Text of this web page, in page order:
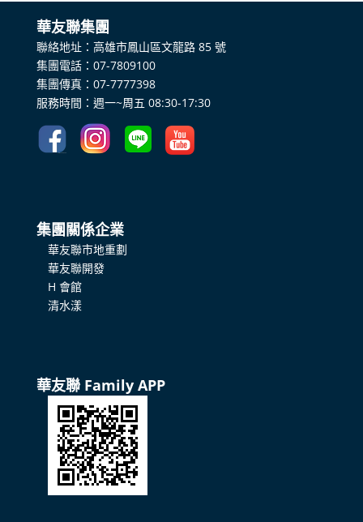
​華友聯集團
聯絡地址：高雄市鳳山區文龍路 85 號
集團電話：07-7809100
集團傳真：07-7777398
服務時間：週一~周五 08:30-17:30
集團關係企業
華友聯市地重劃
華友聯開發
H 會館
清水漾
華友聯 Family APP